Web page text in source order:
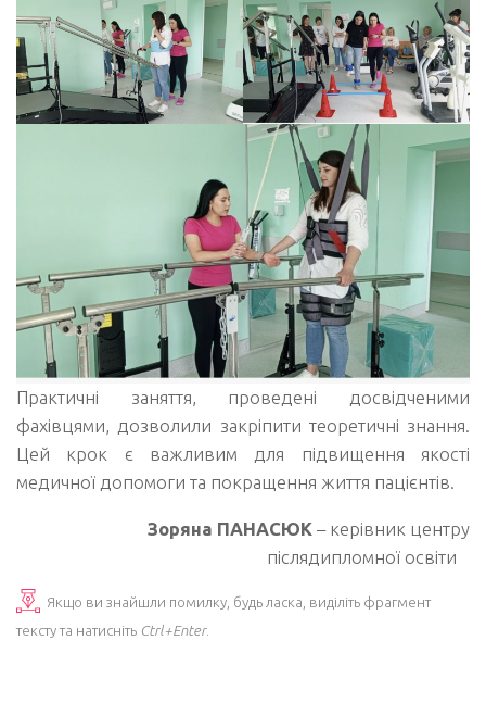
Практичні заняття, проведені досвідченими
фахівцями, дозволили закріпити теоретичні знання.
Цей крок є важливим для підвищення якості
медичної допомоги та покращення життя пацієнтів.
Зоряна ПАНАСЮК – керівник центру
післядипломної освіти
Якщо ви знайшли помилку, будь ласка, виділіть фрагмент
тексту та натисніть Ctrl+Enter.